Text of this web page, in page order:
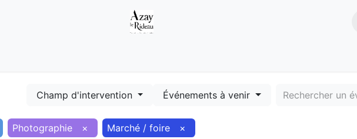
Champ d'intervention Événements à venir
Photographie × Marché / foire ×